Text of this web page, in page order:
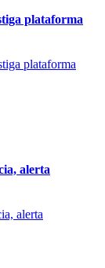
plataforma
alerta